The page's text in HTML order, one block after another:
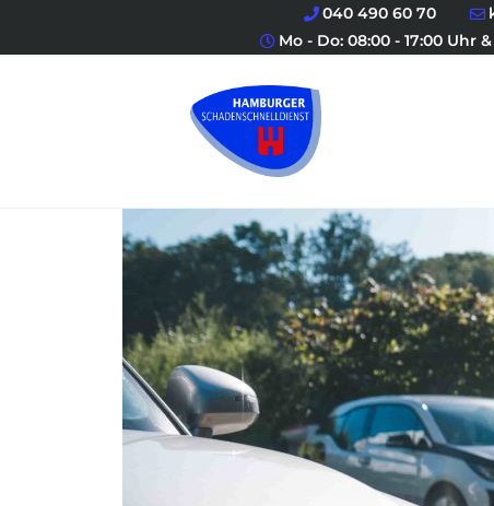
040 490 60 70
Mo - Do: 08:00 - 17:00 Uhr